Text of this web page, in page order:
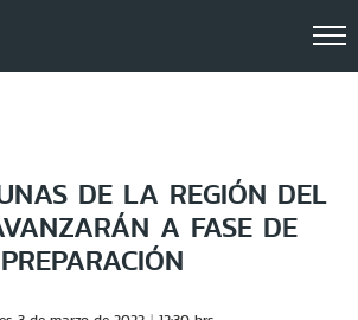
DE LA REGIÓN DEL
A FASE DE
PREPARACIÓN